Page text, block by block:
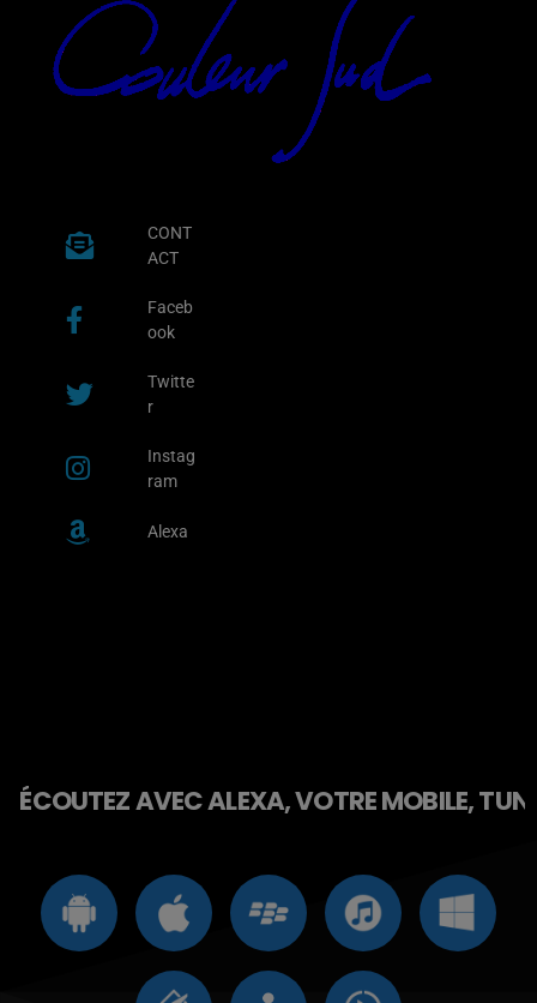
CONT
ACT
Faceb
ook
Twitte
r
Instag
ram
Alexa
ÉCOUTEZ AVEC ALEXA, VOTRE MOBILE,